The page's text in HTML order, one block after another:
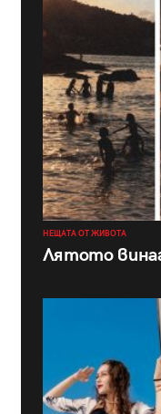
НЕЩАТА ОТ ЖИВОТА
Лятото